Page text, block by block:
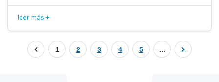
leer más +
1 2 3 4 5 ...